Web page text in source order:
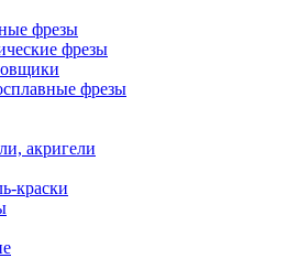
фрезы
фрезы
фрезы
акригели
краски